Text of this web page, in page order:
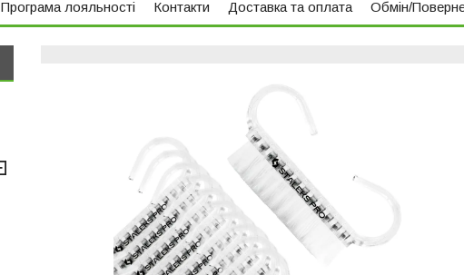
Програма лояльності Контакти Доставка та оплата Обмін/